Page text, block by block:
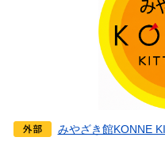
みやざき館KONNE